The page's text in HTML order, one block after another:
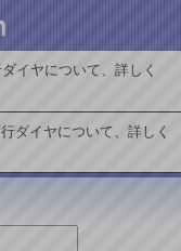
イヤについて、詳しく
ダイヤについて、詳しく